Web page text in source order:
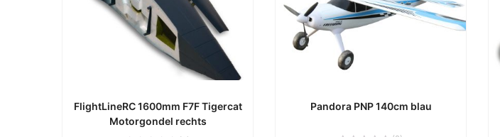
FlightLineRC 1600mm F7F Tigercat
Motorgondel rechts
Pandora PNP 140cm blau